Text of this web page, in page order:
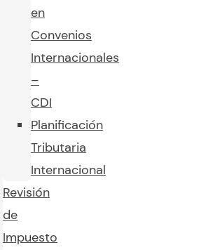
en
Convenios
Internacionales
–
CDI
Planificación
Tributaria
Internacional
Revisión
de
Impuesto